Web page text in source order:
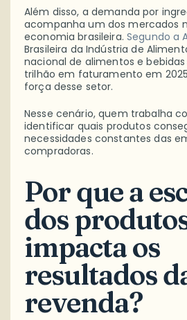
Além disso, a demanda por
acompanha um dos mercados
economia brasileira. Segundo a
Brasileira da Indústria de
nacional de alimentos e bebidas
trilhão em faturamento em
força desse setor.
Nesse cenário, quem trabalha
identificar quais produtos
necessidades constantes das
compradoras.
Por que a
dos
impacta os
resultados
revenda?